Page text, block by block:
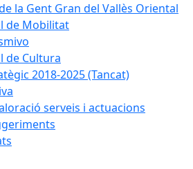
la Gent Gran del Vallès Oriental
de Mobilitat
de Cultura
2018-2025 (Tancat)
serveis i actuacions